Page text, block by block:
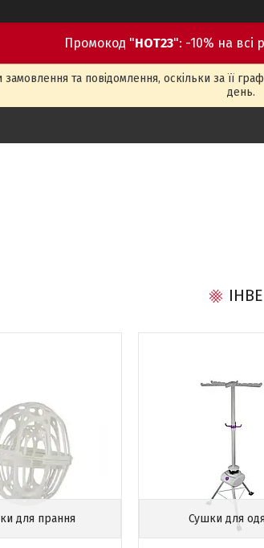
Промокод "HOT23": -10% на всі
та повідомлення, оскільки за її
день.
для прання Сушки для